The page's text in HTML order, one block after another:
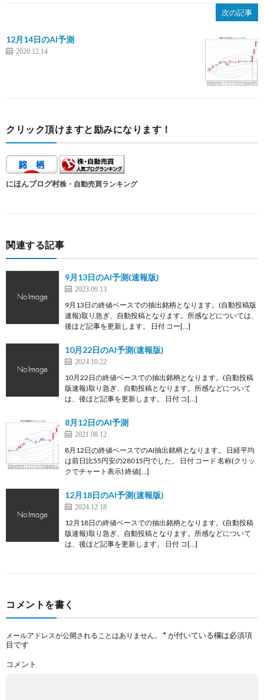
次の記事
12月14日のAI予測
2020.12.14
クリック頂けますと励みになります！
にほんブログ村株・自動売買ランキング
関連する記事
9月13日のAI予測(速報版)
2023.09.13
9月13日の終値ベースでの抽出銘柄となります。(自動投稿版
速報)取り急ぎ、自動投稿となります。所感などについては、
後ほど記事を更新します。 日付 コー[…]
10月22日のAI予測(速報版)
2024.10.22
10月22日の終値ベースでの抽出銘柄となります。(自動投稿
版速報)取り急ぎ、自動投稿となります。所感などについて
は、後ほど記事を更新します。 日付 コ[…]
8月12日のAI予測
2021.08.12
8月12日の終値ベースでのAI抽出銘柄となります。 日経平均
は前日比55円安の28015円でした。 日付 コード 名称(クリッ
クでチャート表示) 終値[…]
12月18日のAI予測(速報版)
2024.12.18
12月18日の終値ベースでの抽出銘柄となります。(自動投稿
版速報)取り急ぎ、自動投稿となります。所感などについて
は、後ほど記事を更新します。 日付 コ[…]
コメントを書く
メールアドレスが公開されることはありません。 *が付いている欄は必須項
目です
コメント